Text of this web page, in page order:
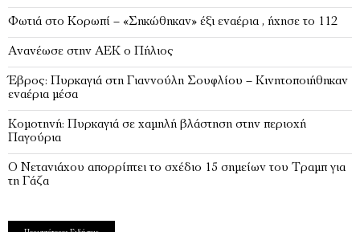
Φωτιά στο Κορωπί – «Σηκώθηκαν» έξι εναέρια , ήχησε το 112
Ανανέωσε στην ΑΕΚ ο Πήλιος
Έβρος: Πυρκαγιά στη Γιαννούλη Σουφλίου – Κινητοποιήθηκαν
εναέρια μέσα
Κομοτηνή: Πυρκαγιά σε χαμηλή βλάστηση στην περιοχή
Παγούρια
Ο Νετανιάχου απορρίπτει το σχέδιο 15 σημείων του Τραμπ για
τη Γάζα